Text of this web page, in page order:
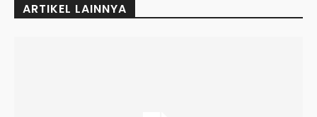
ARTIKEL LAINNYA